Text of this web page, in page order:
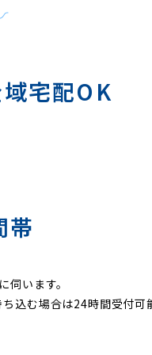
宅配OK
帯
伺います。
込む場合は24時間受付可